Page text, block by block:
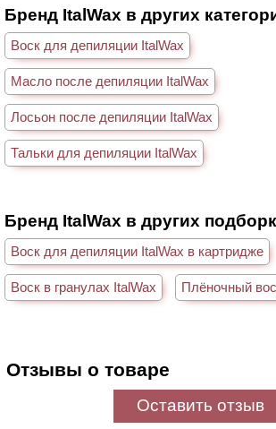
Бренд ItalWax в других
Воск для депиляции ItalWax
Масло после депиляции ItalWax
Лосьон после депиляции ItalWax
Тальки для депиляции ItalWax
Бренд ItalWax в других
Воск для депиляции ItalWax в картридже
Воск в гранулах ItalWax Плёночный
Отзывы о товаре
Оставить отзыв